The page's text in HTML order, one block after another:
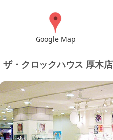
Google Map
ザ・クロックハウス 厚木店